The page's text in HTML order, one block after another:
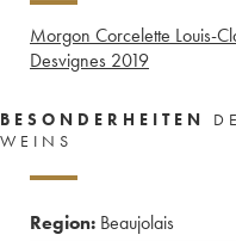
Morgon Corcelette Louis-
Desvignes 2019
BESONDERHEITEN
WEINS
Region: Beaujolais